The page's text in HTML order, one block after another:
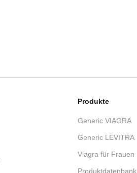
Produkte
Generic VIAGRA
Generic LEVITRA
Viagra für Frauen
Produktdatenbank